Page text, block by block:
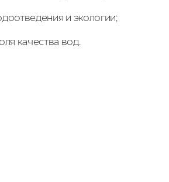
и экологии;
качества вод.